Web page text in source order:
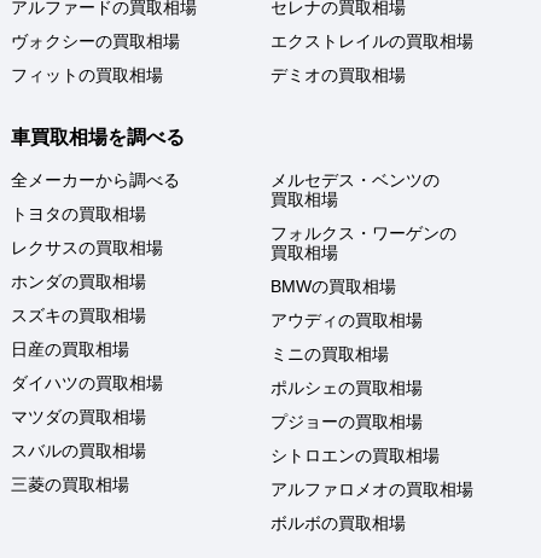
アルファードの買取相場
ヴォクシーの買取相場
フィットの買取相場
セレナの買取相場
エクストレイルの買取相場
デミオの買取相場
車買取相場を調べる
全メーカーから調べる
トヨタの買取相場
レクサスの買取相場
ホンダの買取相場
スズキの買取相場
日産の買取相場
ダイハツの買取相場
マツダの買取相場
スバルの買取相場
三菱の買取相場
メルセデス・ベンツの
買取相場
フォルクス・ワーゲンの
買取相場
BMWの買取相場
アウディの買取相場
ミニの買取相場
ポルシェの買取相場
プジョーの買取相場
シトロエンの買取相場
アルファロメオの買取相場
ボルボの買取相場